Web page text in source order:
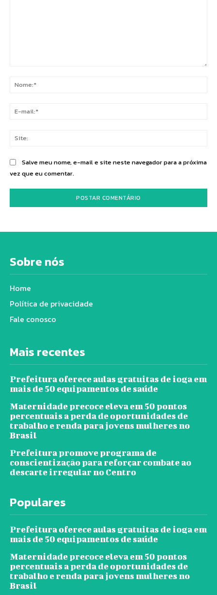
Salve meu nome, e-mail e site neste navegador para a próxima
vez que eu comentar.
Sobre nós
Home
Política de privacidade
Fale conosco
Mais recentes
Prefeitura oferece aulas gratuitas de ioga em
mais de 50 equipamentos de saúde
Maternidade precoce eleva em 50 pontos
percentuais a perda de oportunidades de
trabalho e renda para jovens mulheres no
Brasil
Prefeitura promove programa de
conscientização para reforçar combate ao
descarte irregular no Centro
Populares
Prefeitura oferece aulas gratuitas de ioga em
mais de 50 equipamentos de saúde
Maternidade precoce eleva em 50 pontos
percentuais a perda de oportunidades de
trabalho e renda para jovens mulheres no
Brasil